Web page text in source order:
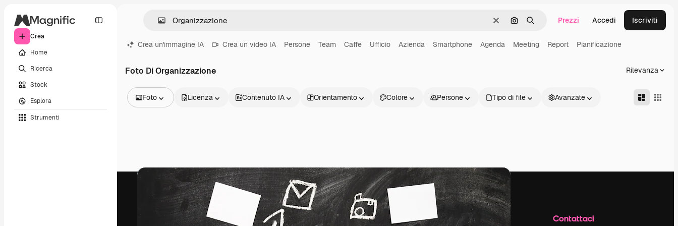
Crea
Home
Ricerca
Stock
Esplora
Strumenti
CancellaCerca per immagine
Ricerca Prezzi Accedi Iscriviti
Crea un'immagine IA Crea un video IA Persone Team Caffe Ufficio Azienda Smartphone Agenda Meeting Report Pianificazione
Foto Di Organizzazione Rilevanza
Foto
Video
Clip video
Motion graphic
Modelli di video
Modelli 3D
Licenza Contenuto IA Orientamento Colore Persone Tipo di file Avanzate
Prodotti Inizia Azienda Contattaci